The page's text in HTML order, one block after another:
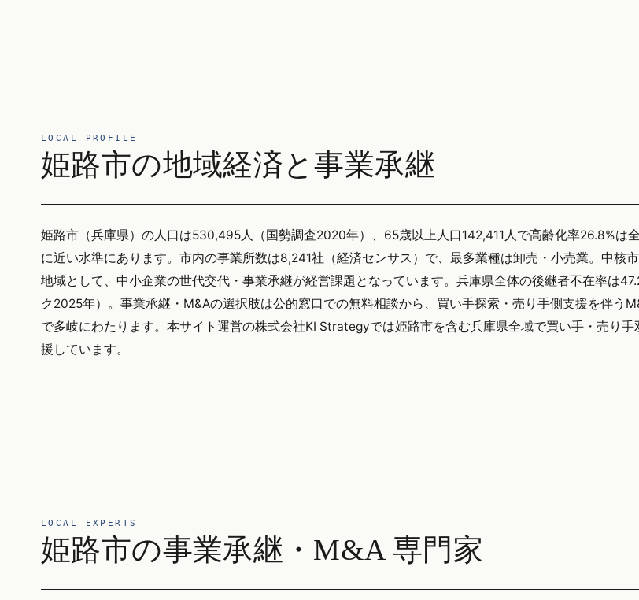
LOCAL PROFILE
姫路市の地域経済と事業承継
姫路市（兵庫県）の人口は530,495人（国勢調査2020年）、65歳以上人口142,411人で高齢化率26.8%は
に近い水準にあります。市内の事業所数は8,241社（経済センサス）で、最多業種は卸売・小売業。中核
地域として、中小企業の世代交代・事業承継が経営課題となっています。兵庫県全体の後継者不在率は
ク2025年）。事業承継・M&Aの選択肢は公的窓口での無料相談から、買い手探索・売り手側支援を伴う
で多岐にわたります。本サイト運営の株式会社KI Strategyでは姫路市を含む兵庫県全域で買い手・売り手
援しています。
LOCAL EXPERTS
姫路市の事業承継・M&A 専門家